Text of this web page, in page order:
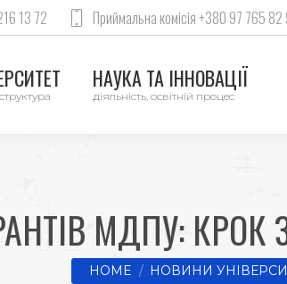
13 72 Приймальна комісія +380 97 765 82
НАУКА ТА ІННОВАЦІЇ
діяльність, освітній процес
МДПУ: КРОК
You are here:
HOME НОВИНИ